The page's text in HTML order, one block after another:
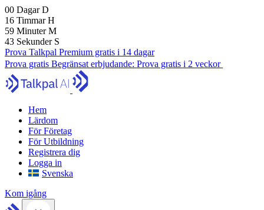
00 DagarD
16 TimmarH
59 MinuterM
42 Sekunder S
Prova Talkpal Premium gratis i 14 dagar
Prova gratis Begränsat erbjudande: Prova gratis i 2 veckor
Hem
Lärdom
För Företag
För Utbildning
Registrera dig
Logga in
Svenska
Kom igång